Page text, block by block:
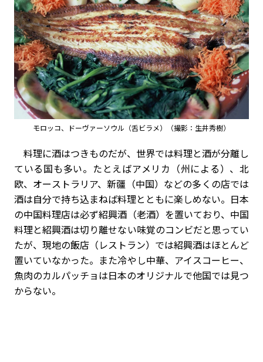
モロッコ、ドーヴァーソウル（舌ビラメ）（撮影：生井秀樹）
料理に酒はつきものだが、世界では料理と酒が分離し
ている国も多い。たとえばアメリカ（州による）、北
欧、オーストラリア、新疆（中国）などの多くの店では
酒は自分で持ち込まねば料理とともに楽しめない。日本
の中国料理店は必ず紹興酒（老酒）を置いており、中国
料理と紹興酒は切り離せない味覚のコンビだと思ってい
たが、現地の飯店（レストラン）では紹興酒はほとんど
置いていなかった。また冷やし中華、アイスコーヒー、
魚肉のカルパッチョは日本のオリジナルで他国では見つ
からない。